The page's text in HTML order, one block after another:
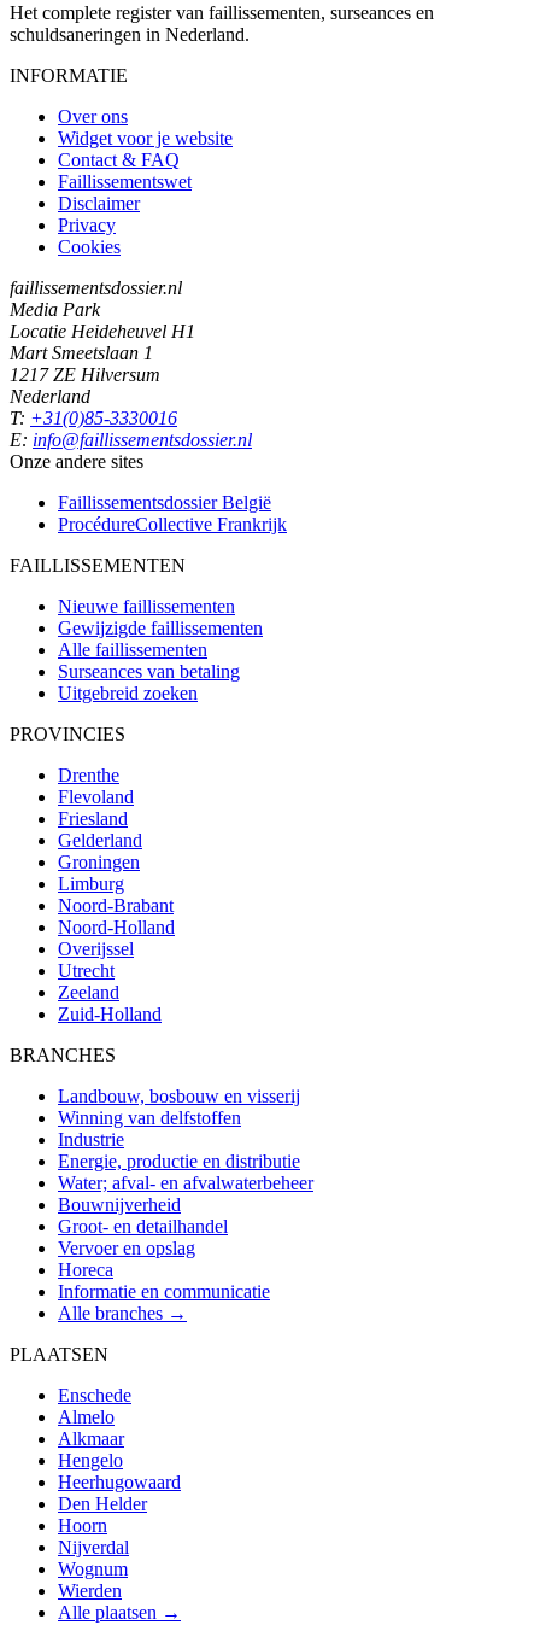
Het complete register van faillissementen, surseances en
schuldsaneringen in Nederland.
INFORMATIE
Over ons
Widget voor je website
Contact & FAQ
Faillissementswet
Disclaimer
Privacy
Cookies
faillissementsdossier.nl
Media Park
Locatie Heideheuvel H1
Mart Smeetslaan 1
1217 ZE Hilversum
Nederland
T: +31(0)85-3330016
E: info@faillissementsdossier.nl
Onze andere sites
Faillissementsdossier België
ProcédureCollective Frankrijk
FAILLISSEMENTEN
Nieuwe faillissementen
Gewijzigde faillissementen
Alle faillissementen
Surseances van betaling
Uitgebreid zoeken
PROVINCIES
Drenthe
Flevoland
Friesland
Gelderland
Groningen
Limburg
Noord-Brabant
Noord-Holland
Overijssel
Utrecht
Zeeland
Zuid-Holland
BRANCHES
Landbouw, bosbouw en visserij
Winning van delfstoffen
Industrie
Energie, productie en distributie
Water; afval- en afvalwaterbeheer
Bouwnijverheid
Groot- en detailhandel
Vervoer en opslag
Horeca
Informatie en communicatie
Alle branches →
PLAATSEN
Enschede
Almelo
Alkmaar
Hengelo
Heerhugowaard
Den Helder
Hoorn
Nijverdal
Wognum
Wierden
Alle plaatsen →